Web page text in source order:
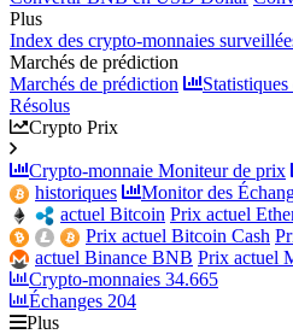
Plus
Index des crypto-monnaies
Marchés de prédiction
Marchés de prédiction
Résolus
Crypto Prix
Crypto-monnaie Moniteur de prix
historiques
Monitor des
actuel Bitcoin Prix actuel
Prix actuel Bitcoin Cash
actuel Binance BNB Prix actuel
Crypto-monnaies 34.665
Échanges 204
Plus